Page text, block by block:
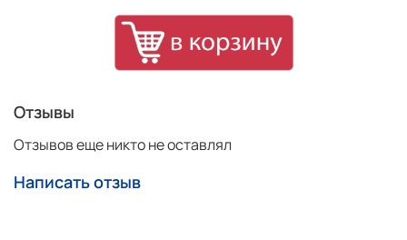
Отзывы
Отзывов еще никто не оставлял
Написать отзыв